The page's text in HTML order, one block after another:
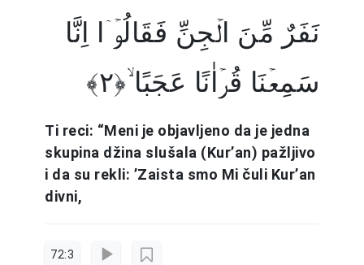
نَفَرٌ مِّنَ الۡجِنِّ فَقَالُوۡۤا اِنَّا
سَمِعۡنَا قُرۡاٰنًا عَجَبًا ۙ﴿۲﴾
Ti reci: “Meni je objavljeno da je jedna
skupina džina slušala (Kur’an) pažljivo
i da su rekli: ’Zaista smo Mi čuli Kur’an
divni,
72:3